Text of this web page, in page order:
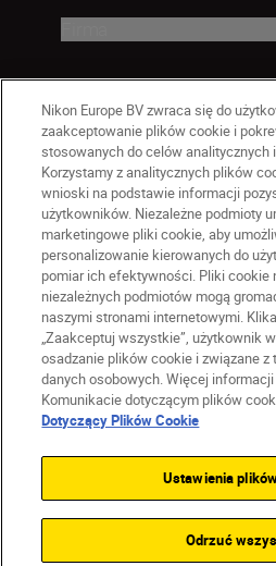
PL Nikon Sites
Skontaktuj się z nami
Oświadczenie dotyczące
Warunki użytkowania
Warunki korzystania z Nikon
Komunikat dotyczący plików
Ustawienia plików cookie
Nikon Europe BV zwraca się do
zaakceptowanie plików cookie i
stosowanych do celów analitycznych
Korzystamy z analitycznych plików
wnioski na podstawie informacji
użytkowników. Niezależne podmioty
marketingowe pliki cookie, aby
personalizowanie kierowanych do
pomiar ich efektywności. Pliki cookie
niezależnych podmiotów mogą
naszymi stronami internetowymi.
„Zaakceptuj wszystkie”, użytkownik
osadzanie plików cookie i związane z
danych osobowych. Więcej
Komunikacie dotyczącym plików
Dotyczący Plików Cookie
Ustawienia
Odrzuć